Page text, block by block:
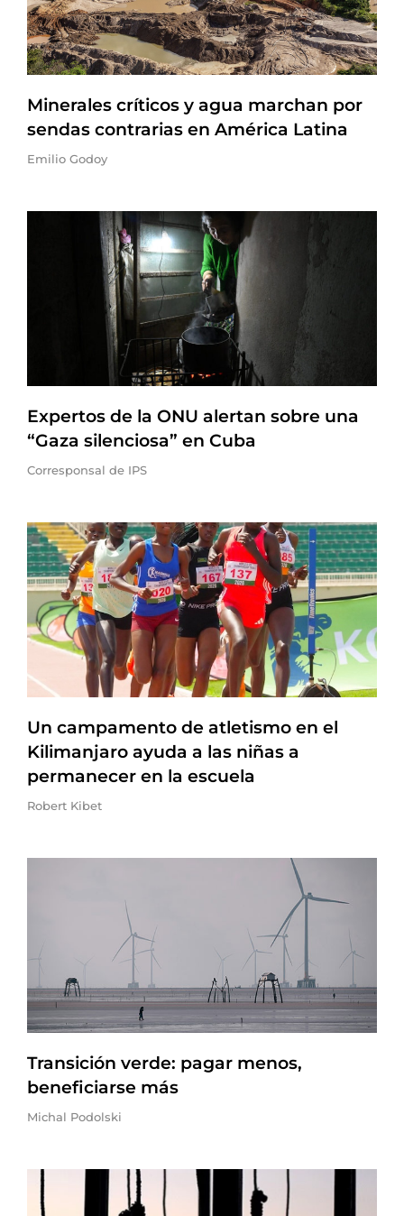
Minerales críticos y agua marchan por
sendas contrarias en América Latina
Emilio Godoy
Expertos de la ONU alertan sobre una
“Gaza silenciosa” en Cuba
Corresponsal de IPS
Un campamento de atletismo en el
Kilimanjaro ayuda a las niñas a
permanecer en la escuela
Robert Kibet
Transición verde: pagar menos,
beneficiarse más
Michal Podolski